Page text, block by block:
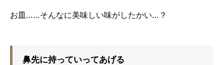
お皿……そんなに美味しい味がしたかい…？
鼻先に持っていってあげる